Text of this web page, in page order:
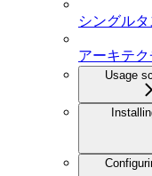
シングル
アーキテク
Usage